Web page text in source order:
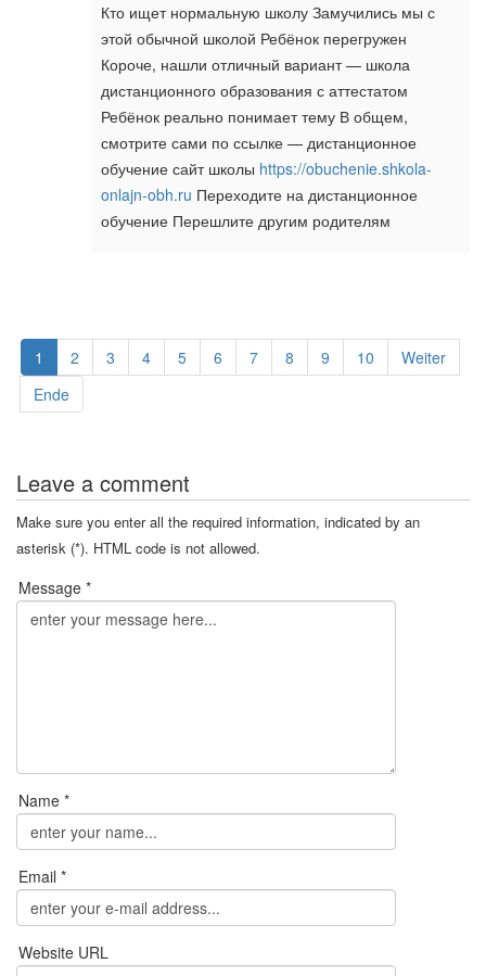
Кто ищет нормальную школу Замучились мы с
этой обычной школой Ребёнок перегружен
Короче, нашли отличный вариант — школа
дистанционного образования с аттестатом
Ребёнок реально понимает тему В общем,
смотрите сами по ссылке — дистанционное
обучение сайт школы https://obuchenie.shkola-
onlajn-obh.ru Переходите на дистанционное
обучение Перешлите другим родителям
1 2 3 4 5 6 7 8 9 10
Weiter
Ende
Leave a comment
Make sure you enter all the required information, indicated by an
asterisk (*). HTML code is not allowed.
Message *
Name *
Email *
Website URL